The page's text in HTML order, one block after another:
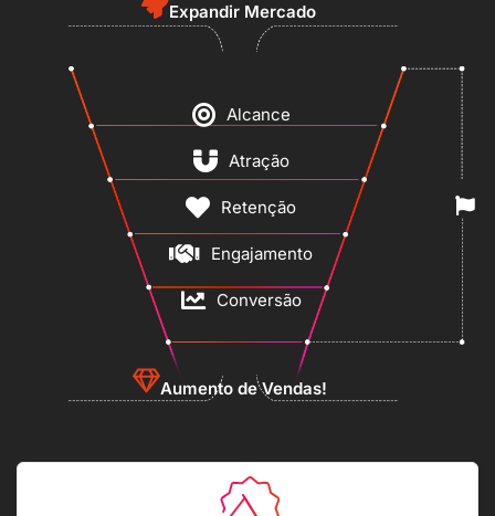
Expandir Mercado
Alcance
Atração
Retenção
Engajamento
Conversão
Aumento de Vendas!